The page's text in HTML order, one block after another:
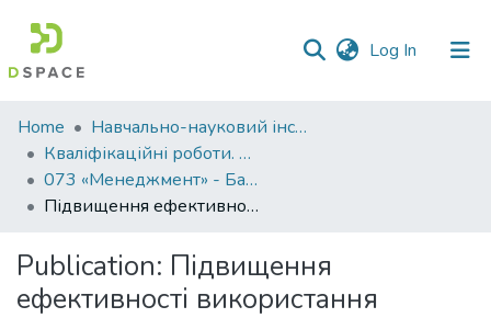
Log In (current)
Communities
&
Collections
All of DSpace
Statistics
Home
Навчально-науковий інститут економіки, управління, права та інформаційних технологій
Кваліфікаційні роботи. ННІ економіки, управління, права та ІТ
073 «Менеджмент» - Бакалаври 2022-2023
Підвищення ефективності використання ресурсного потенціалу підприємства
Publication: Підвищення
ефективності використання